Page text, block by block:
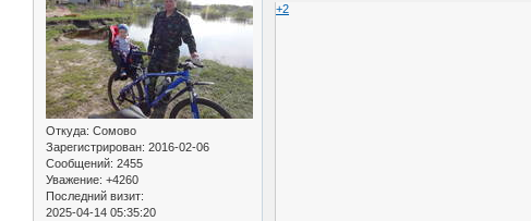
Откуда: Сомово
Зарегистрирован: 2016-02-06
Сообщений: 2455
Уважение: +4260
Последний визит:
2025-04-14 05:35:20
+2